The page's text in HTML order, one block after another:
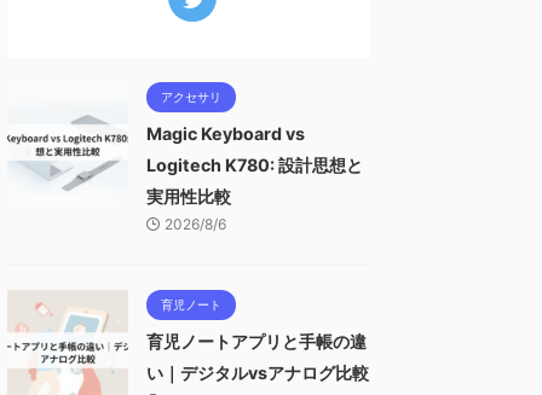
アクセサリ
Magic Keyboard vs
Logitech K780: 設計思想と
実用性比較
2026/8/6
育児ノート
育児ノートアプリと手帳の違
い｜デジタルvsアナログ比較